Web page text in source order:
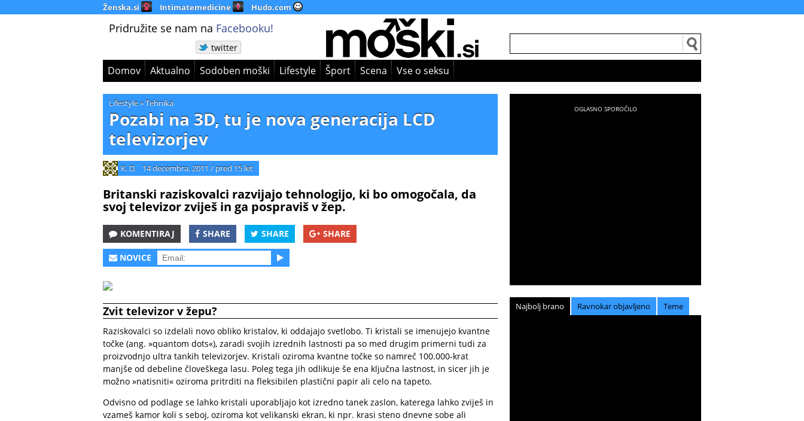
Ženska.si Intimatemedicine Hudo.com
Pridružite se nam na Facebooku!
twitter
Domov Aktualno Sodoben moški Lifestyle Šport Scena Vse o seksu
Lifestyle»Tehnika
Pozabi na 3D, tu je nova generacija LCD
televizorjev
K. D. 14 decembra, 2011 / pred 15 let
Britanski raziskovalci razvijajo tehnologijo, ki bo omogočala, da
svoj televizor zviješ in ga pospraviš v žep.
KOMENTIRAJ SHARE SHARE SHARE
NOVICE
Zvit televizor v žepu?
Raziskovalci so izdelali novo obliko kristalov, ki oddajajo svetlobo. Ti kristali se imenujejo kvantne
točke (ang. »quantom dots«), zaradi svojih izrednih lastnosti pa so med drugim primerni tudi za
proizvodnjo ultra tankih televizorjev. Kristali oziroma kvantne točke so namreč 100.000-krat
manjše od debeline človeškega lasu. Poleg tega jih odlikuje še ena ključna lastnost, in sicer jih je
možno »natisniti« oziroma pritrditi na fleksibilen plastični papir ali celo na tapeto.
Odvisno od podlage se lahko kristali uporabljajo kot izredno tanek zaslon, katerega lahko zviješ in
vzameš kamor koli s seboj, oziroma kot velikanski ekran, ki npr. krasi steno dnevne sobe ali
Najbolj brano Ravnokar objavljeno Teme